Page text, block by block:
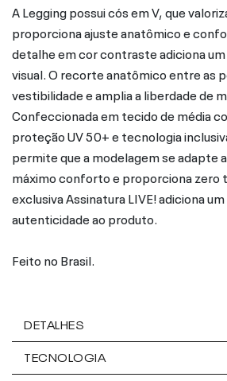
A Legging possui cós em V, que
proporciona ajuste anatômico e
detalhe em cor contraste adiciona
visual. O recorte anatômico entre as
vestibilidade e amplia a liberdade de
Confeccionada em tecido de média
proteção UV 50+ e tecnologia
permite que a modelagem se adapte
máximo conforto e proporciona zero
exclusiva Assinatura LIVE! adiciona
autenticidade ao produto.
Feito no Brasil.
DETALHES
TECNOLOGIA